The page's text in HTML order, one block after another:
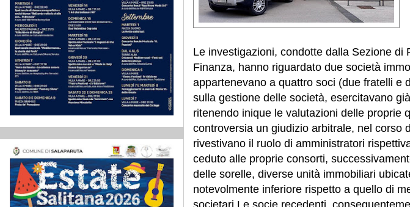
Le investigazioni, condotte dalla Sezione di
Finanza, hanno riguardato due società
appartenevano a quattro soci (due fratelli e
sulla gestione delle società, esercitavano
ritenendo inique le valutazioni delle proprie
controversia un giudizio arbitrale, nel corso
rivestivano il ruolo di amministratori
ceduto alle proprie consorti,
delle sorelle, diverse unità immobiliari
notevolmente inferiore rispetto a quello di
societari.Le socie recedenti,